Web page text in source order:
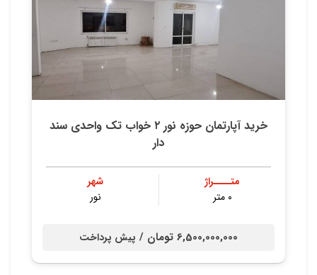
خرید آپارتمان حوزه نور ۲ خواب تک واحدی سند
دار
متــــراژ
۰ متر
شهر
نور
6,500,000,000 تومان / پیش پرداخت